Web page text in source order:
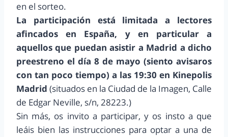
en el sorteo.
La participación está limitada a lectores
afincados en España, y en particular a
aquellos que puedan asistir a Madrid a dicho
preestreno el día 8 de mayo (siento avisaros
con tan poco tiempo) a las 19:30 en Kinepolis
Madrid (situados en la Ciudad de la Imagen, Calle
de Edgar Neville, s/n, 28223.)
Sin más, os invito a participar, y os insto a que
leáis bien las instrucciones para optar a una de